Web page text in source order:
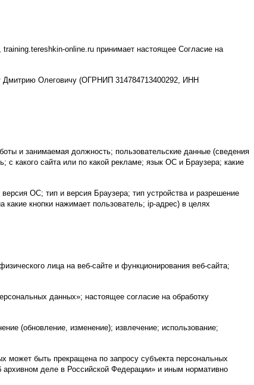
online.ru принимает настоящее Согласие на
Дмитрию Олеговичу (ОГРНИП 314784713400292, ИНН
и занимаемая должность; пользовательские данные (сведения
с какого сайта или по какой рекламе; язык ОС и Браузера; какие
ОС; тип и версия Браузера; тип устройства и разрешение
какие кнопки нажимает пользователь; ip-адрес) в целях
лица на веб-сайте и функционирования веб-сайта;
данных»; настоящее согласие на обработку
(обновление, изменение); извлечение; использование;
может быть прекращена по запросу субъекта персональных
деле в Российской Федерации» и иным нормативно